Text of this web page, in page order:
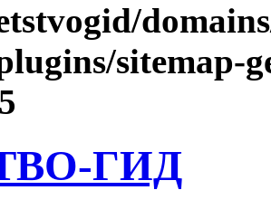
sitemap-
ГИД